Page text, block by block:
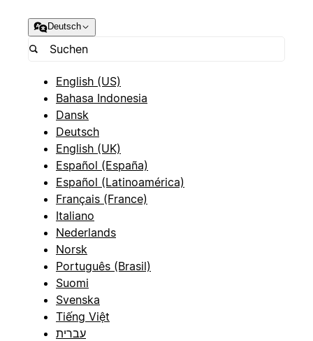
Deutsch
English (US)
Bahasa Indonesia
Dansk
Deutsch
English (UK)
Español (España)
Español (Latinoamérica)
Français (France)
Italiano
Nederlands
Norsk
Português (Brasil)
Suomi
Svenska
Tiếng Việt
עברית